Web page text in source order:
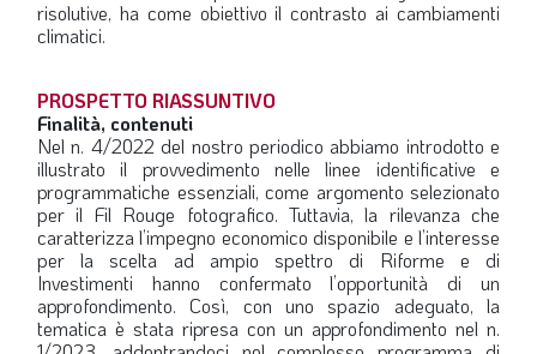
risolutive, ha come obiettivo il contrasto ai cambiamenti
climatici.
PROSPETTO RIASSUNTIVO
Finalità, contenuti
Nel n. 4/2022 del nostro periodico abbiamo introdotto e
illustrato il provvedimento nelle linee identificative e
programmatiche essenziali, come argomento selezionato
per il Fil Rouge fotografico. Tuttavia, la rilevanza che
caratterizza l’impegno economico disponibile e l’interesse
per la scelta ad ampio spettro di Riforme e di
Investimenti hanno confermato l’opportunità di un
approfondimento. Così, con uno spazio adeguato, la
tematica è stata ripresa con un approfondimento nel n.